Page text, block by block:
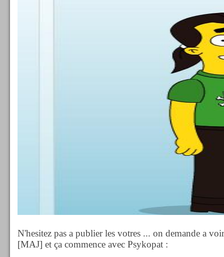
N'hesitez pas a publier les votres ... on demande a
[MAJ] et ça commence avec Psykopat :